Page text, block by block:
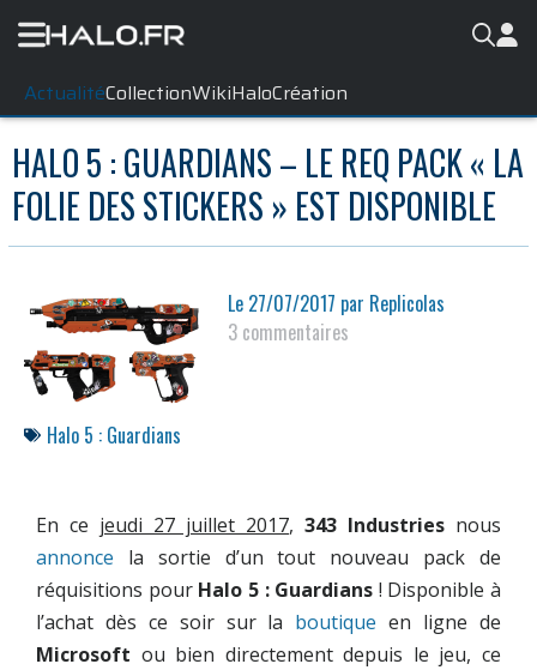
ActualitéCollectionWikiHaloCréation
HALO 5 : GUARDIANS – LE REQ PACK « LA
FOLIE DES STICKERS » EST DISPONIBLE
Le 27/07/2017 par Replicolas
3 commentaires
Halo 5 : Guardians
En ce jeudi 27 juillet 2017, 343 Industries nous
annonce la sortie d’un tout nouveau pack de
réquisitions pour Halo 5 : Guardians ! Disponible à
l’achat dès ce soir sur la boutique en ligne de
Microsoft ou bien directement depuis le jeu, ce